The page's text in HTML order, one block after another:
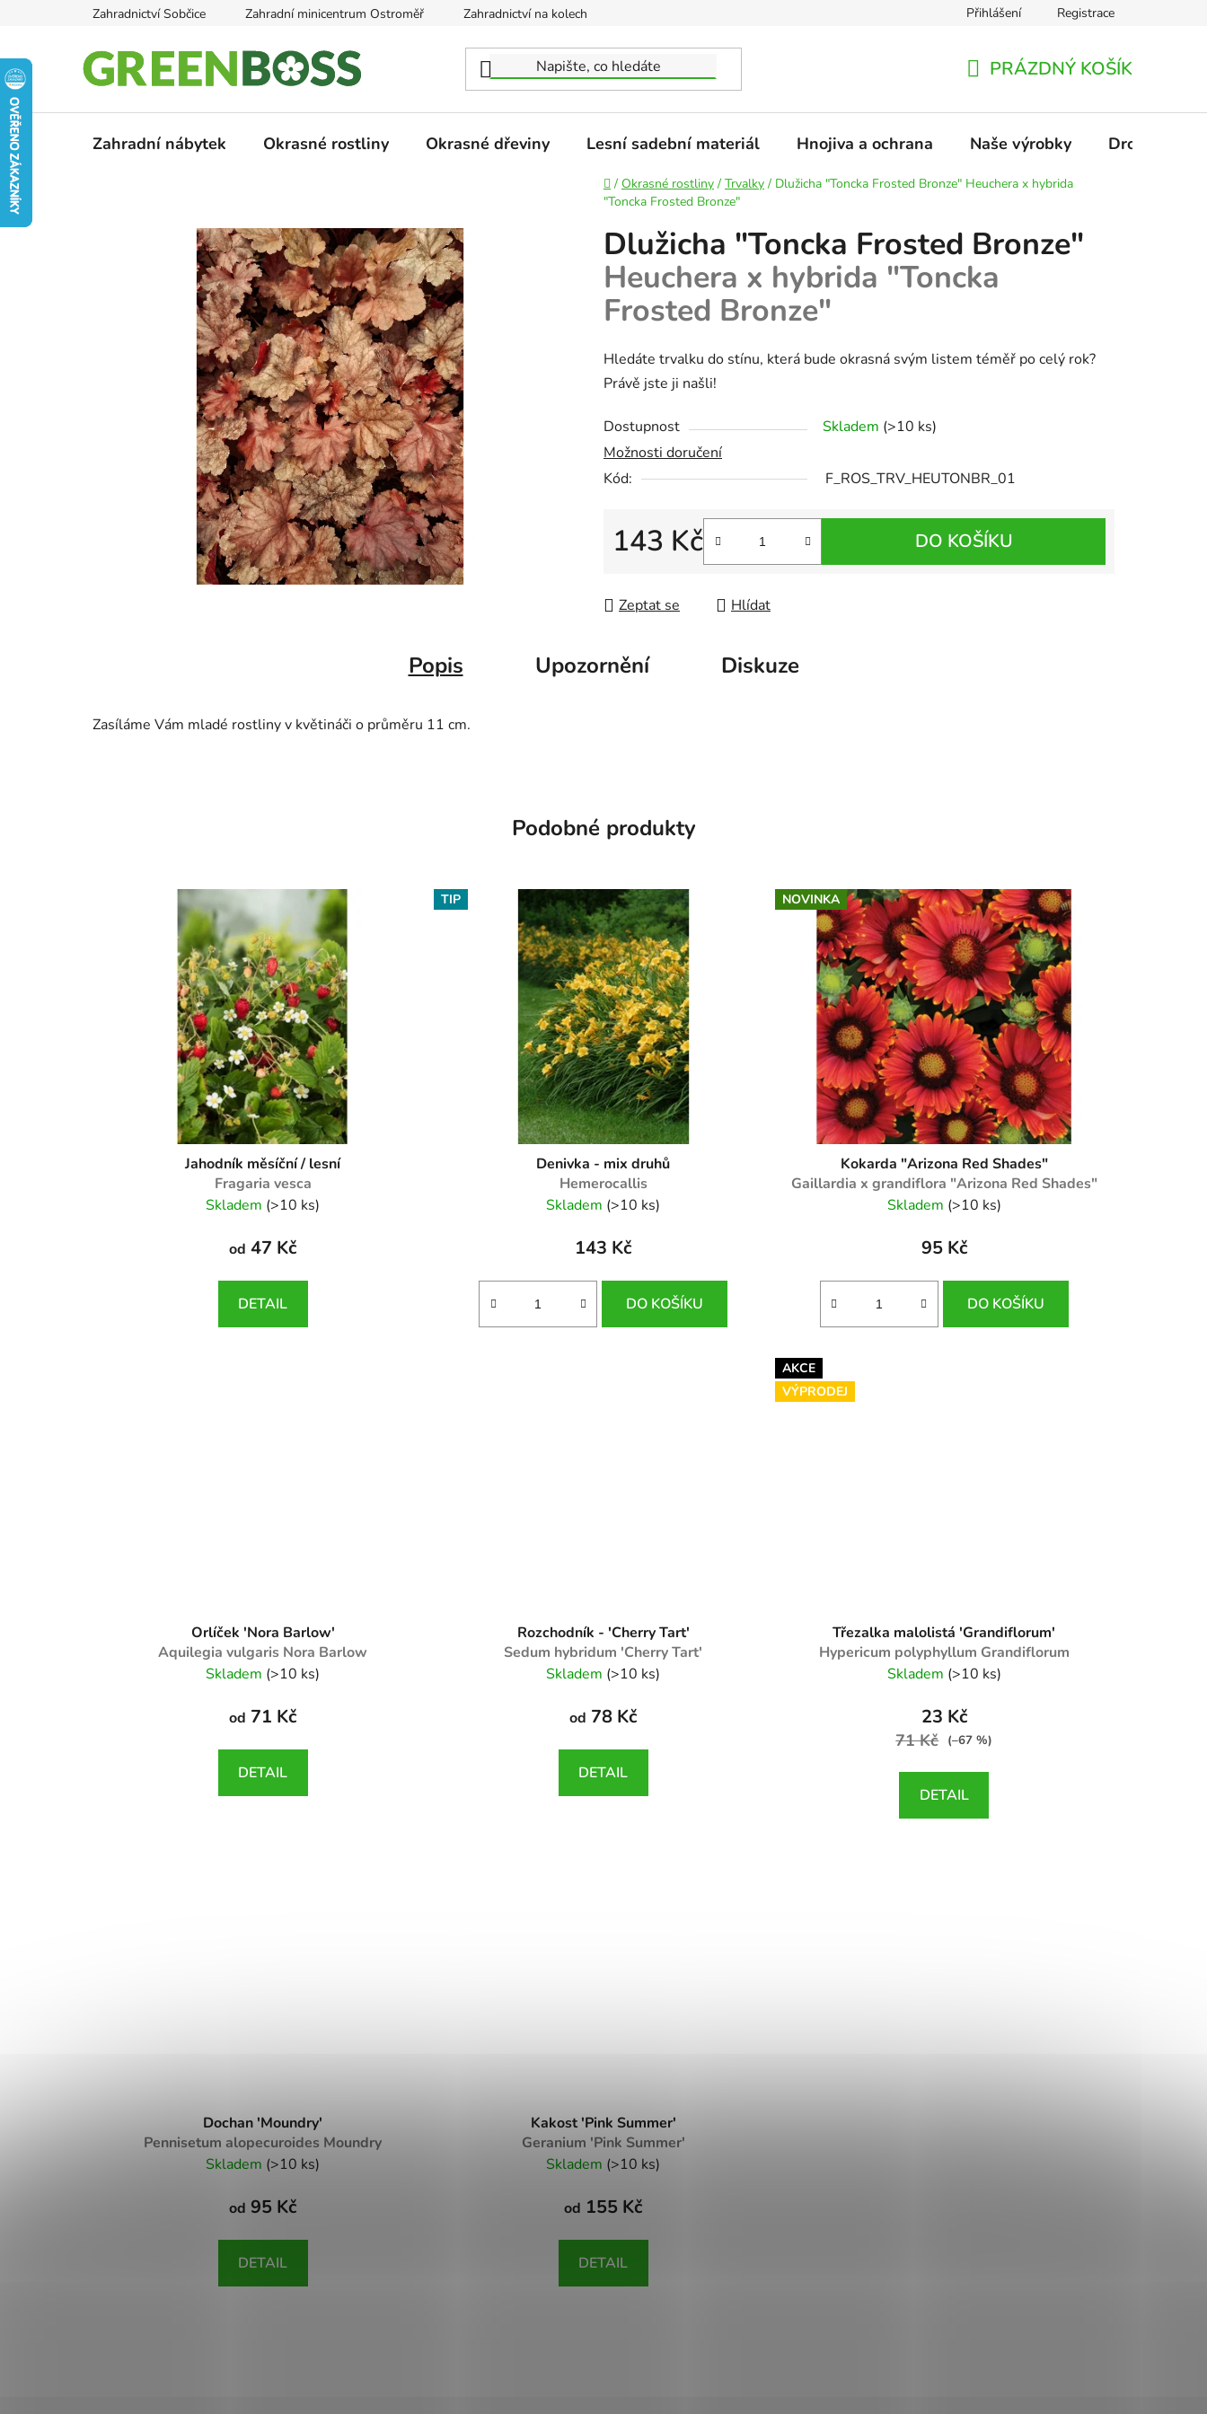
Zahradnictví Sobčice Zahradní minicentrum Ostroměř Zahradnictví na kolech Podmínky ochrany osobních údajů Kontakty
Přihlášení Registrace
KOŠÍK
PRÁZDNÝ KOŠÍK
Zahradní nábytek Okrasné rostliny Okrasné dřeviny Lesní sadební materiál Hnojiva a ochrana Naše výrobky
Domů
/ Okrasné rostliny / Trvalky / Dlužicha "Toncka Frosted Bronze" Heuchera x hybrida
"Toncka Frosted Bronze"
Dlužicha "Toncka Frosted Bronze"
Heuchera x hybrida "Toncka
Frosted Bronze"
Hledáte trvalku do stínu, která bude okrasná svým listem téměř po celý rok?
Právě jste ji našli!
Dostupnost Skladem (>10 ks)
Možnosti doručení
Kód:
F_ROS_TRV_HEUTONBR_01
143 Kč DO KOŠÍKU
Zeptat se Hlídat
Popis Upozornění Diskuze
Zasíláme Vám mladé rostliny v květináči o průměru 11 cm.
Podobné produkty
Jahodník měsíční / lesní
Fragaria vesca
Skladem (>10 ks)
od 47 Kč
DETAIL
TIP
Denivka - mix druhů
Hemerocallis
Skladem (>10 ks)
143 Kč
DO KOŠÍKU
NOVINKA
Kokarda "Arizona Red Shades"
Gaillardia x grandiflora "Arizona Red Shades"
Skladem (>10 ks)
95 Kč
DO KOŠÍKU
Orlíček 'Nora Barlow'
Aquilegia vulgaris Nora Barlow
Skladem (>10 ks)
od 71 Kč
DETAIL
Rozchodník - 'Cherry Tart'
Sedum hybridum 'Cherry Tart'
Skladem (>10 ks)
od 78 Kč
DETAIL
AKCE
VÝPRODEJ
Třezalka malolistá 'Grandiflorum'
Hypericum polyphyllum Grandiflorum
Skladem (>10 ks)
23 Kč
71 Kč (–67 %)
DETAIL
Dochan 'Moundry'
Pennisetum alopecuroides Moundry
Skladem (>10 ks)
od 95 Kč
DETAIL
Kakost 'Pink Summer'
Geranium 'Pink Summer'
Skladem (>10 ks)
od 155 Kč
DETAIL